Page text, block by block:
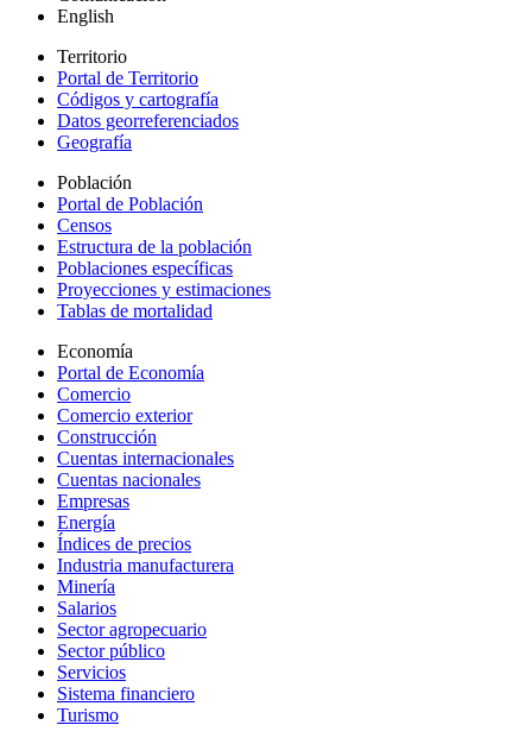
English
Territorio
Portal de Territorio
Códigos y cartografía
Datos georreferenciados
Geografía
Población
Portal de Población
Censos
Estructura de la población
Poblaciones específicas
Proyecciones y estimaciones
Tablas de mortalidad
Economía
Portal de Economía
Comercio
Comercio exterior
Construcción
Cuentas internacionales
Cuentas nacionales
Empresas
Energía
Índices de precios
Industria manufacturera
Minería
Salarios
Sector agropecuario
Sector público
Servicios
Sistema financiero
Turismo